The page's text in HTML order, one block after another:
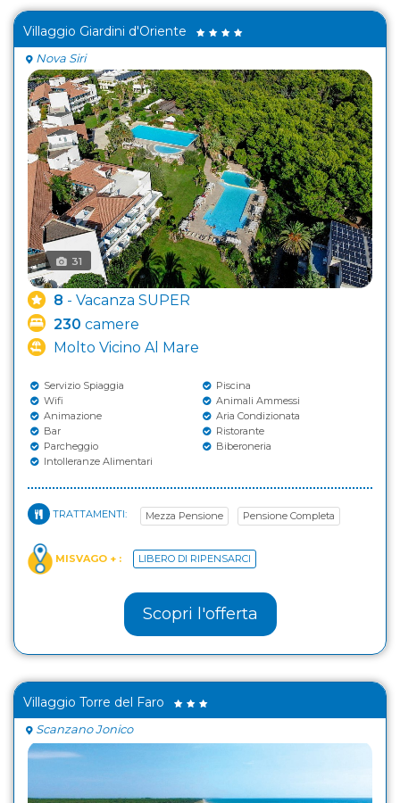
Villaggio Giardini d'Oriente
Nova Siri
31
8 - Vacanza SUPER
230 camere
Molto Vicino Al Mare
Servizio Spiaggia
Piscina
Wifi
Animali Ammessi
Animazione
Aria Condizionata
Bar
Ristorante
Parcheggio
Biberoneria
Intolleranze Alimentari
TRATTAMENTI: Mezza Pensione Pensione Completa
MISVAGO + : LIBERO DI RIPENSARCI
Scopri l'offerta
Villaggio Torre del Faro
Scanzano Jonico